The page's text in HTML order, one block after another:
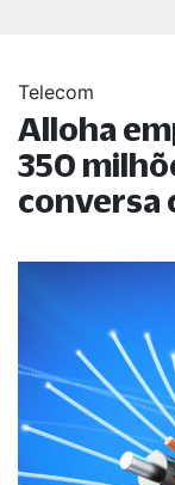
Telecom
Alloha
350
conversa